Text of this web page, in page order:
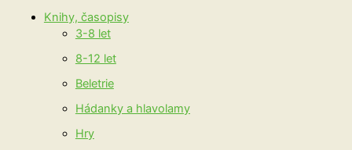
Knihy, časopisy
3-8 let
8-12 let
Beletrie
Hádanky a hlavolamy
Hry